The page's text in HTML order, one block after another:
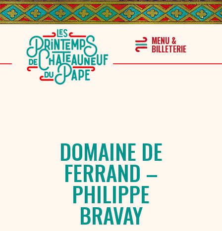
DOMAINE DE
FERRAND –
PHILIPPE
BRAVAY